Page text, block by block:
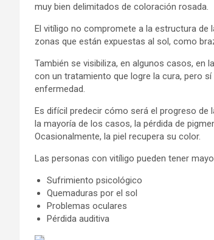
muy bien delimitados de coloración rosada.
El vitíligo no compromete a la estructura
zonas que están expuestas al sol, como
También se visibiliza, en algunos casos, en
con un tratamiento que logre la cura, pero
enfermedad.
Es difícil predecir cómo será el progreso de
la mayoría de los casos, la pérdida de
Ocasionalmente, la piel recupera su color.
Las personas con vitíligo pueden tener
Sufrimiento psicológico
Quemaduras por el sol
Problemas oculares
Pérdida auditiva